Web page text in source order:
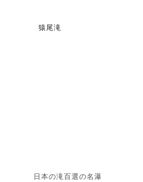
猿尾滝
日本の滝百選の名瀑